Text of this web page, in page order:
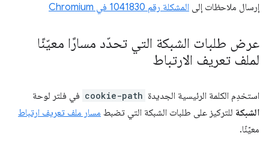
إرسال ملاحظات إلى المشكلة رقم 1041830 في Chromium
عرض طلبات الشبكة التي تحدّد مسارًا معيّنًا
لملف تعريف الارتباط
استخدِم الكلمة الرئيسية الجديدة cookie-path في فلتر لوحة
الشبكة للتركيز على طلبات الشبكة التي تضبط مسار ملف تعريف ارتباط
معيّنًا.